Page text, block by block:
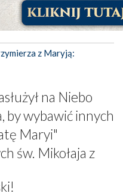
z Maryją:
na Niebo
by wybawić innych
Maryi"
św. Mikołaja z